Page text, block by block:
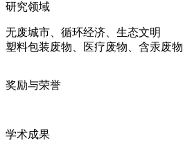
研究领域
无废城市、循环经济、生态文明
塑料包装废物、医疗废物、含汞废物
奖励与荣誉
学术成果